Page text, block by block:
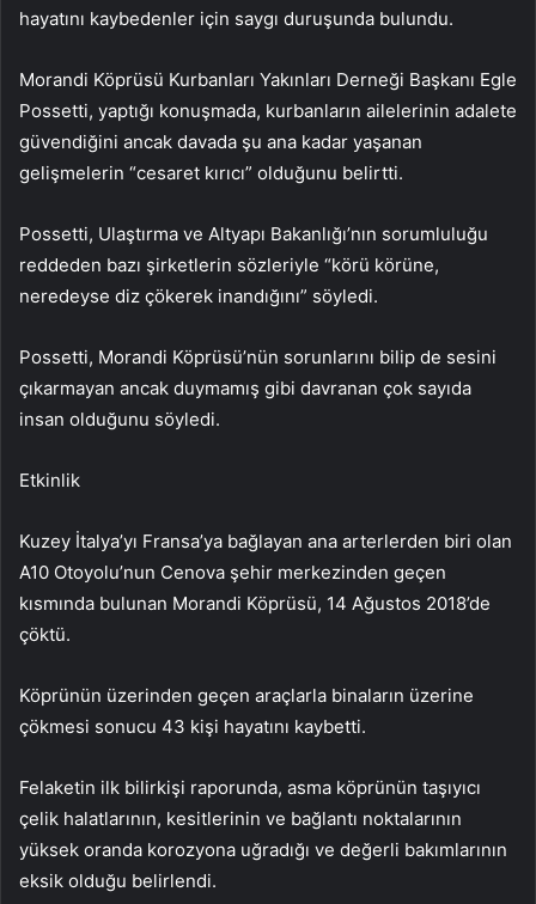
hayatını kaybedenler için saygı duruşunda bulundu.
Morandi Köprüsü Kurbanları Yakınları Derneği Başkanı Egle
Possetti, yaptığı konuşmada, kurbanların ailelerinin adalete
güvendiğini ancak davada şu ana kadar yaşanan
gelişmelerin “cesaret kırıcı” olduğunu belirtti.
Possetti, Ulaştırma ve Altyapı Bakanlığı’nın sorumluluğu
reddeden bazı şirketlerin sözleriyle “körü körüne,
neredeyse diz çökerek inandığını” söyledi.
Possetti, Morandi Köprüsü’nün sorunlarını bilip de sesini
çıkarmayan ancak duymamış gibi davranan çok sayıda
insan olduğunu söyledi.
Etkinlik
Kuzey İtalya’yı Fransa’ya bağlayan ana arterlerden biri olan
A10 Otoyolu’nun Cenova şehir merkezinden geçen
kısmında bulunan Morandi Köprüsü, 14 Ağustos 2018’de
çöktü.
Köprünün üzerinden geçen araçlarla binaların üzerine
çökmesi sonucu 43 kişi hayatını kaybetti.
Felaketin ilk bilirkişi raporunda, asma köprünün taşıyıcı
çelik halatlarının, kesitlerinin ve bağlantı noktalarının
yüksek oranda korozyona uğradığı ve değerli bakımlarının
eksik olduğu belirlendi.